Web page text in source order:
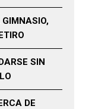
GIMNASIO,
SIN
DE